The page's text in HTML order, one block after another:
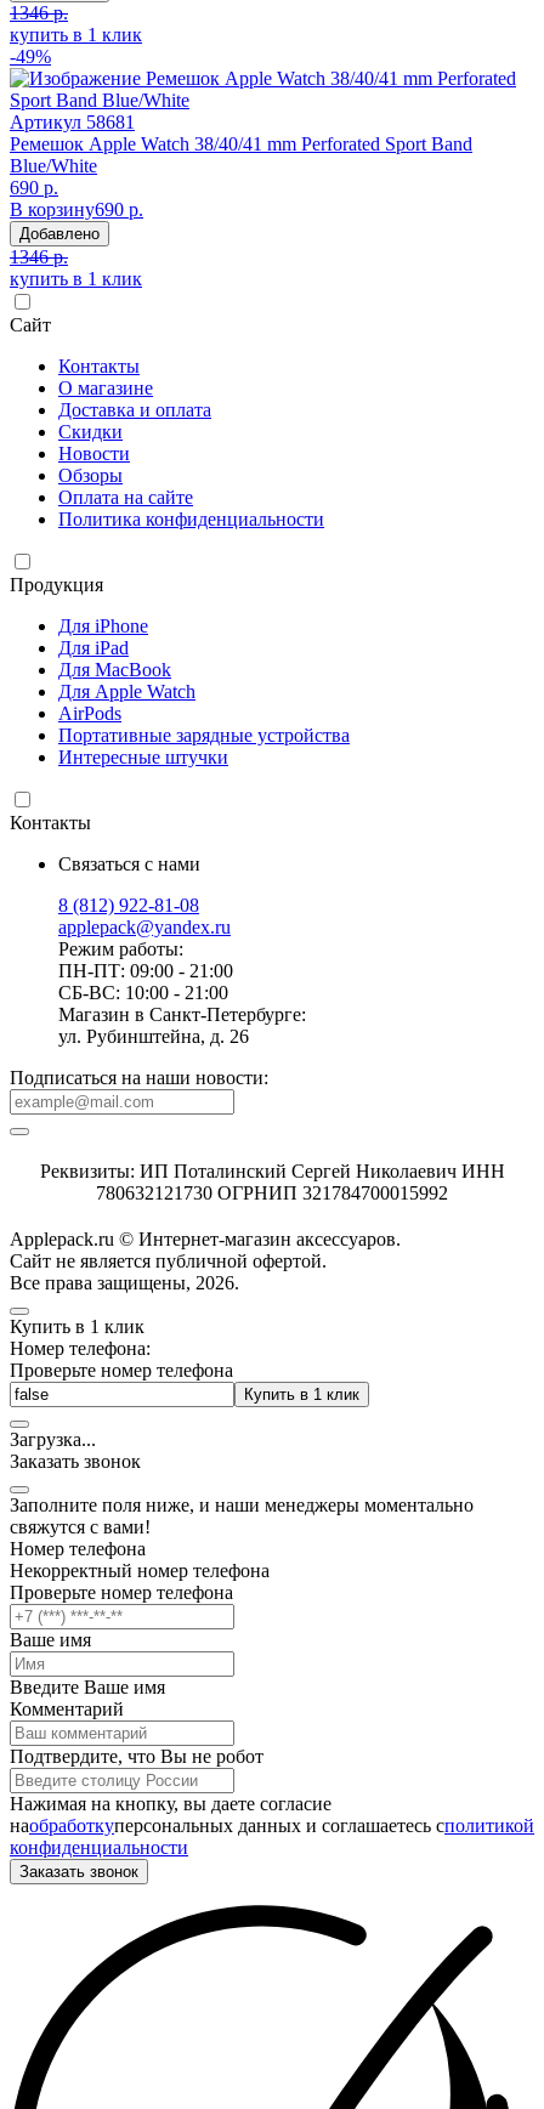
1346 р.
купить в 1 клик
-49%
Артикул 58681
Ремешок Apple Watch 38/40/41 mm Perforated Sport Band
Blue/White
690 р.
В корзину690 р.
Добавлено
1346 р.
купить в 1 клик
Сайт
Контакты
О магазине
Доставка и оплата
Скидки
Новости
Обзоры
Оплата на сайте
Политика конфиденциальности
Продукция
Для iPhone
Для iPad
Для MacBook
Для Apple Watch
AirPods
Портативные зарядные устройства
Интересные штучки
Контакты
Связаться с нами
8 (812) 922-81-08
applepack@yandex.ru
Режим работы:
ПН-ПТ: 09:00 - 21:00
СБ-ВС: 10:00 - 21:00
Магазин в Санкт-Петербурге:
ул. Рубинштейна, д. 26
Подписаться на наши новости:
Реквизиты: ИП Поталинский Сергей Николаевич ИНН
780632121730 ОГРНИП 321784700015992
Applepack.ru © Интернет-магазин аксессуаров.
Cайт не является публичной офертой.
Все права защищены, 2026.
Купить в 1 клик
Номер телефона:
Проверьте номер телефона
Купить в 1 клик
Загрузка...
Заказать звонок
Заполните поля ниже, и наши менеджеры моментально
свяжутся с вами!
Номер телефона
Некорректный номер телефона
Проверьте номер телефона
Ваше имя
Введите Ваше имя
Комментарий
Подтвердите, что Вы не робот
Нажимая на кнопку, вы даете согласие
наобработкуперсональных данных и соглашаетесь cполитикой
конфиденциальности
Заказать звонок